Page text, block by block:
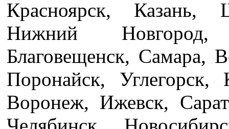
Красноярск, Казань,
Нижний Новгород,
Благовещенск, Самара,
Поронайск,
Воронеж, Ижевск,